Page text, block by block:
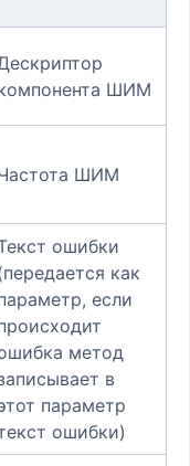
ШИМ
ШИМ
ошибки
как
если
метод
в
параметр
ошибки)